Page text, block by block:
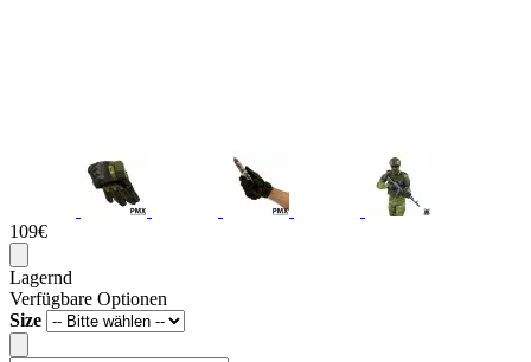
109€
Lagernd
Verfügbare Optionen
Size